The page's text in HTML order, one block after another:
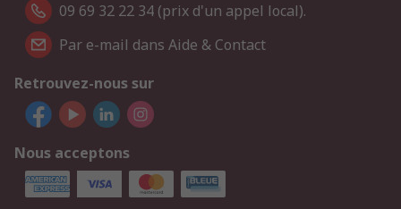
09 69 32 22 34 (prix d'un appel local).
Par e-mail dans Aide & Contact
Retrouvez-nous sur
Nous acceptons